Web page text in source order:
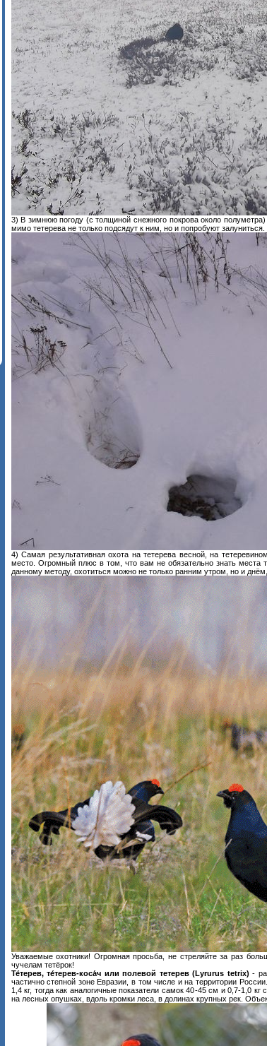
3) В зимнюю погоду (с толщиной снежного покрова около
мимо тетерева не только подсядут к ним, но и попробуют залуниться.
4) Самая результативная охота на тетерева весной, на
место. Огромный плюс в том, что вам не обязательно знать места
данному методу, охотиться можно не только ранним утром, но и
Уважаемые охотники! Огромная просьба, не стреляйте за раз
чучелам тетёрок!
Те́терев, те́терев-коса́ч или полевой тетерев (Lyrurus tetrix) -
частично степной зоне Евразии, в том числе и на территории
1,4 кг, тогда как аналогичные показатели самок 40-45 см и 0,7-1,0
на лесных опушках, вдоль кромки леса, в долинах крупных рек.